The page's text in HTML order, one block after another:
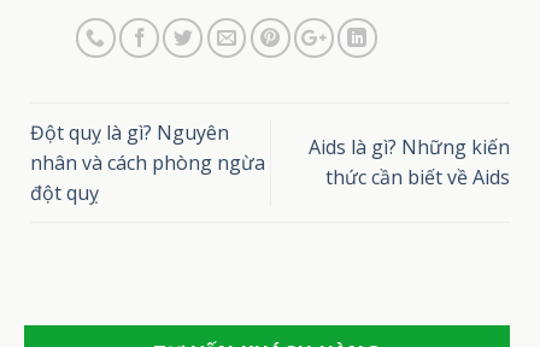
Đột quỵ là gì? Nguyên
nhân và cách phòng ngừa
đột quỵ
Aids là gì? Những kiến
thức cần biết về Aids